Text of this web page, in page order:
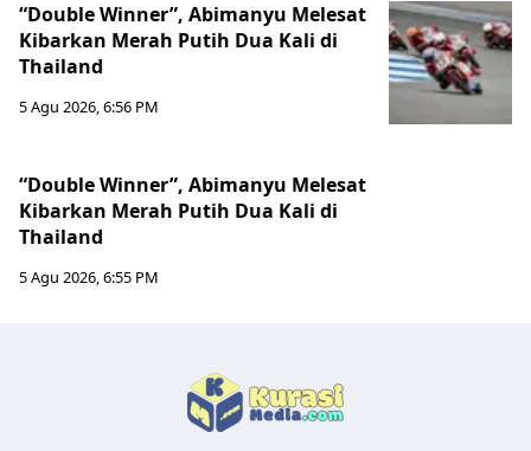
“Double Winner”, Abimanyu Melesat
Kibarkan Merah Putih Dua Kali di
Thailand
5 Agu 2026, 6:56 PM
“Double Winner”, Abimanyu Melesat
Kibarkan Merah Putih Dua Kali di
Thailand
5 Agu 2026, 6:55 PM